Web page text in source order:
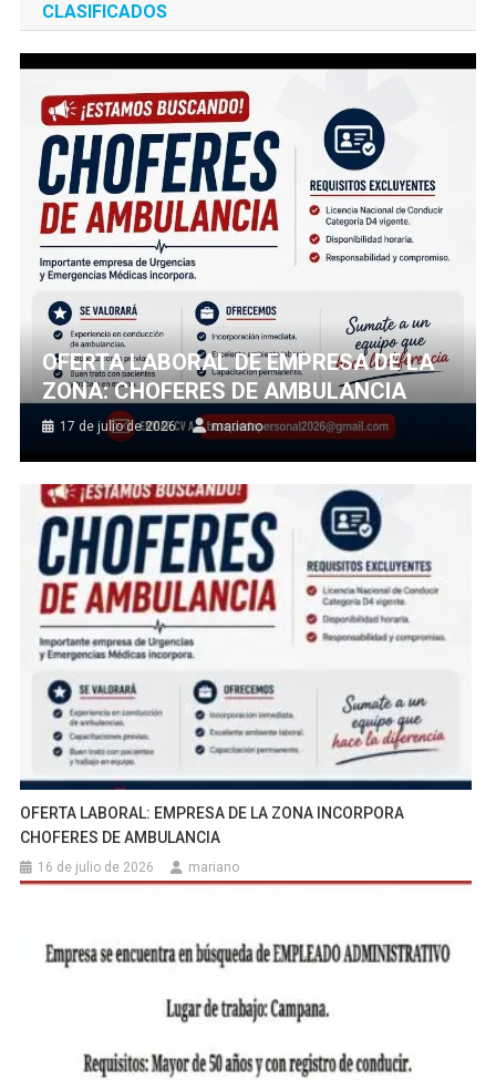
CLASIFICADOS
OFERTA LABORAL DE EMPRESA DE LA
ZONA: CHOFERES DE AMBULANCIA
17 de julio de 2026 mariano
OFERTA LABORAL: EMPRESA DE LA ZONA INCORPORA
CHOFERES DE AMBULANCIA
16 de julio de 2026 mariano